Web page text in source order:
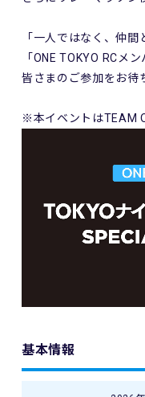
「一人ではなく、仲間
「ONE TOKYO RCメ
皆さまのご参加をお待
※本イベントはTEAM
基本情報